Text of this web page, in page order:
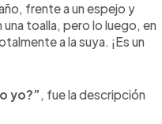
frente a un espejo y
toalla, pero lo luego, en
a la suya. ¡Es un
yo?”, fue la descripción